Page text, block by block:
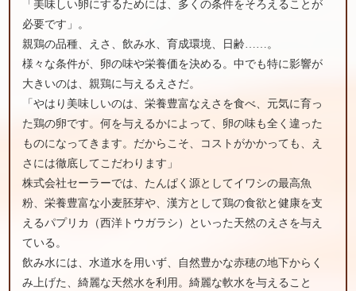
「美味しい卵にするためには、多くの条件をそろえることが
必要です」。
親鶏の品種、えさ、飲み水、育成環境、日齢……。
様々な条件が、卵の味や栄養価を決める。中でも特に影響が
大きいのは、親鶏に与えるえさだ。
「やはり美味しいのは、栄養豊富なえさを食べ、元気に育っ
た鶏の卵です。何を与えるかによって、卵の味も全く違った
ものになってきます。だからこそ、コストがかかっても、え
さには徹底してこだわります」
株式会社セーラーでは、たんぱく源としてイワシの最高魚
粉、栄養豊富な小麦胚芽や、漢方として鶏の食欲と健康を支
えるパプリカ（西洋トウガラシ）といった天然のえさを与え
ている。
飲み水には、水道水を用いず、自然豊かな赤穂の地下からく
み上げた、綺麗な天然水を利用。綺麗な軟水を与えること